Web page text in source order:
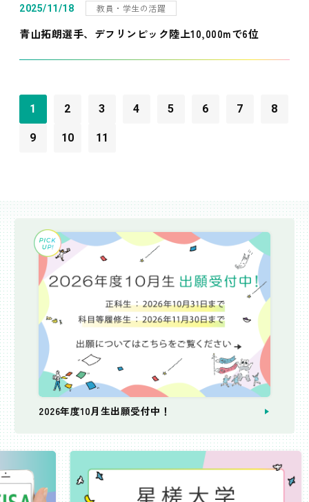
2025/11/18 教員・学生の活躍
青山拓朗選手、デフリンピック陸上10,000mで6位
1 2 3 4 5 6 7 8
9 10 11
2026年度10月生出願受付中！